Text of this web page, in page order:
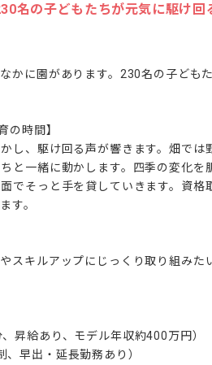
名の子どもたちが元気に駆け回
かに園があります。230名の子ども
の時間】
し、駆け回る声が響きます。畑では
と一緒に動かします。四季の変化を
でそっと手を貸していきます。資格
す。
スキルアップにじっくり取り組みた
昇給あり、モデル年収約400万円）
早出・延長勤務あり）